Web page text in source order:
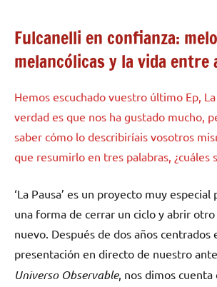
Fulcanelli en confianza:
melancólicas y la vida entre
Hemos escuchado vuestro último Ep,
verdad es que nos ha gustado mucho,
saber cómo lo describiríais vosotros
que resumirlo en tres palabras, ¿cuáles
‘La Pausa’ es un proyecto muy especial
una forma de cerrar un ciclo y abrir
nuevo. Después de dos años centrados
presentación en directo de nuestro
Universo Observable, nos dimos cuenta